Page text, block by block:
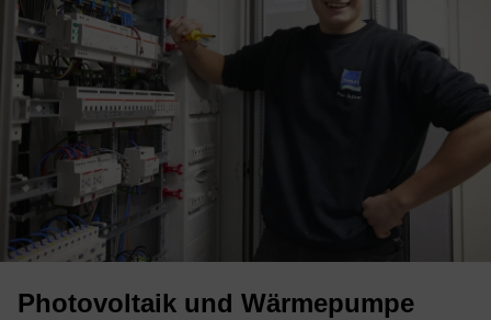
Pho­to­vol­ta­ik und Wär­me­pum­pe